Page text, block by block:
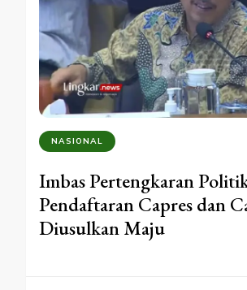
NASIONAL
Imbas Pertengkaran
Pendaftaran Capres dan
Diusulkan Maju